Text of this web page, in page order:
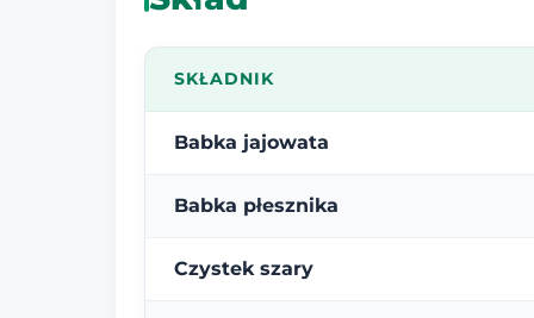
SKŁADNIK
Babka jajowata
Babka płesznika
Czystek szary